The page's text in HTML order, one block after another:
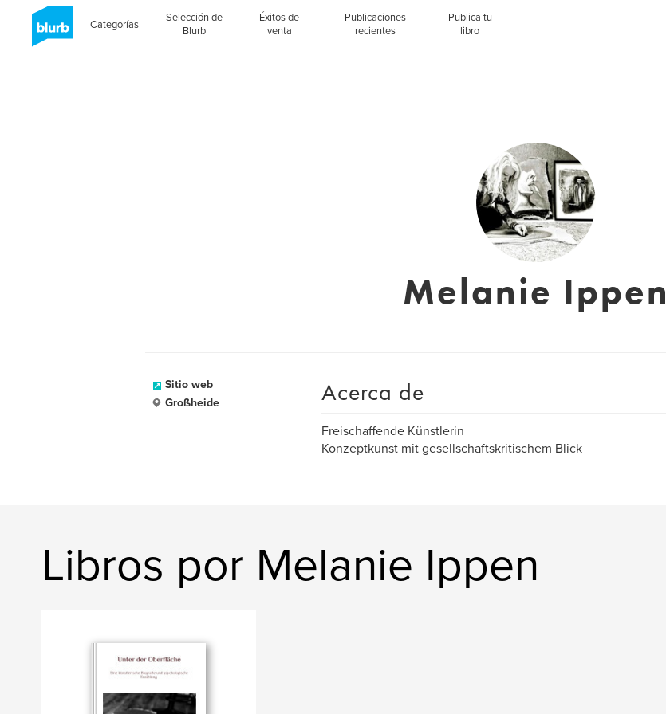
Categorías
Selección de
Blurb
Éxitos de
venta
Publicaciones
recientes
Publica tu
libro
Melanie Ippen
Sitio web
Großheide
Acerca de
Freischaffende Künstlerin
Konzeptkunst mit gesellschaftskritischem Blick
Libros por Melanie Ippen